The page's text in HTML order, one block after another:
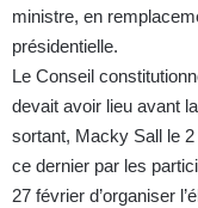
ministre, en
présidentielle.
Le Conseil
devait avoir lieu avant
sortant, Macky Sall le
ce dernier par les
27 février d’organiser